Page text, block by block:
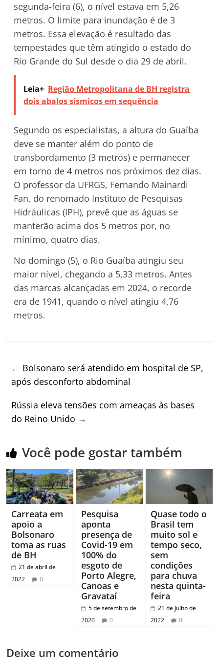
segunda-feira (6), o nível estava em 5,26
metros. O limite para inundação é de 3
metros. Essa elevação é resultado das
tempestades que têm atingido o estado do
Rio Grande do Sul desde o dia 29 de abril.
Leia+ Região Metropolitana de BH registra
dois abalos sísmicos em sequência
Segundo os especialistas, a altura do Guaíba
deve se manter além do ponto de
transbordamento (3 metros) e permanecer
em torno de 4 metros nos próximos dez dias.
O professor da UFRGS, Fernando Mainardi
Fan, do renomado Instituto de Pesquisas
Hidráulicas (IPH), prevê que as águas se
manterão acima dos 5 metros por, no
mínimo, quatro dias.
No domingo (5), o Rio Guaíba atingiu seu
maior nível, chegando a 5,33 metros. Antes
das marcas alcançadas em 2024, o recorde
era de 1941, quando o nível atingiu 4,76
metros.
← Bolsonaro será atendido em hospital de SP,
após desconforto abdominal
Rússia eleva tensões com ameaças às bases
do Reino Unido →
Você pode gostar também
Carreata em
apoio a
Bolsonaro
toma as ruas
de BH
21 de abril de
2022
0
Pesquisa
aponta
presença de
Covid-19 em
100% do
esgoto de
Porto Alegre,
Canoas e
Gravataí
5 de setembro de
2020
0
Quase todo o
Brasil tem
muito sol e
tempo seco,
sem
condições
para chuva
nesta quinta-
feira
21 de julho de
2022
0
Deixe um comentário